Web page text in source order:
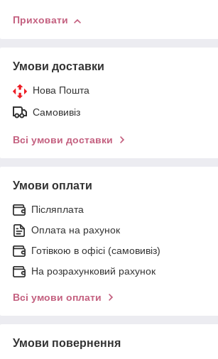
Приховати
Умови доставки
Нова Пошта
Самовивіз
Всі умови доставки
Умови оплати
Післяплата
Оплата на рахунок
Готівкою в офісі (самовивіз)
На розрахунковий рахунок
Всі умови оплати
Умови повернення